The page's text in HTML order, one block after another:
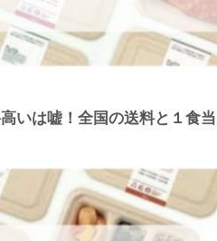
いは嘘！全国の送料と１食